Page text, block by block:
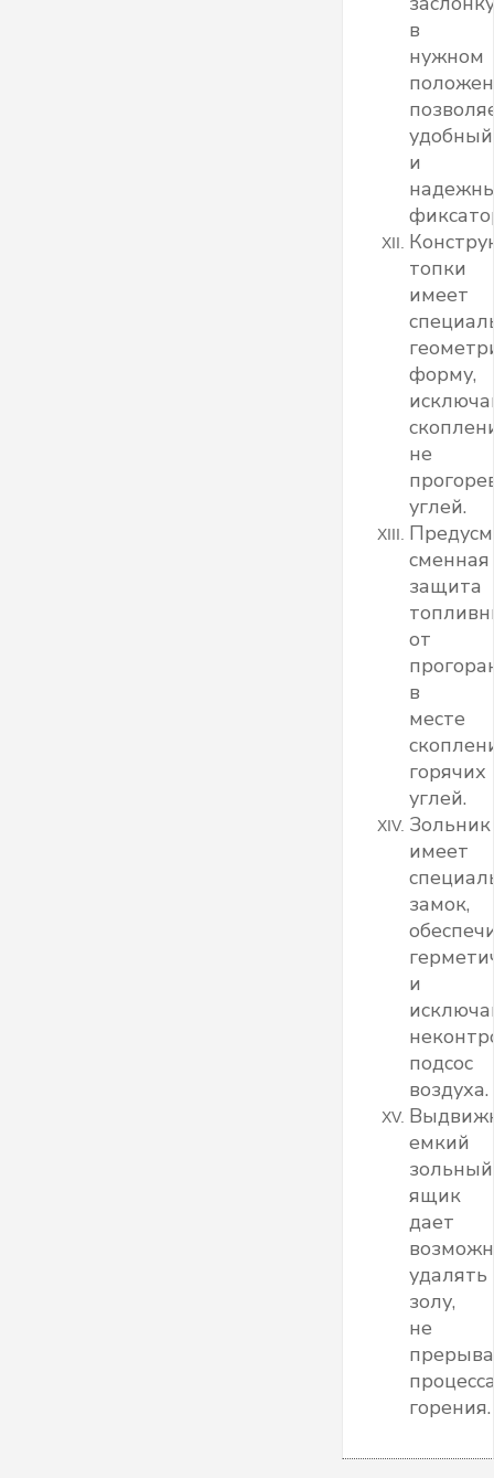
в
нужном
удобный
и
топки
имеет
форму,
не
углей.
сменная
защита
от
в
месте
горячих
углей.
Зольник
имеет
замок,
и
подсос
воздуха.
емкий
зольный
ящик
дает
удалять
золу,
не
горения.